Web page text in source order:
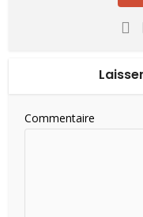
Commentaire